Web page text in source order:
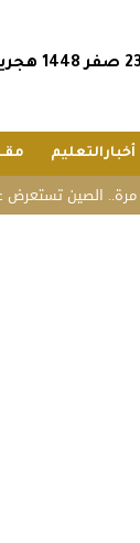
أخبارالتعليم
تستعرض علنًا